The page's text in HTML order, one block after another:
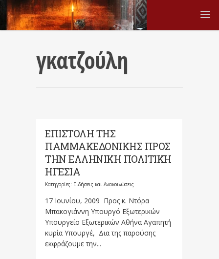
γκατζούλη
ΕΠΙΣΤΟΛΗ ΤΗΣ
ΠΑΜΜΑΚΕΔΟΝΙΚΗΣ ΠΡΟΣ
ΤΗΝ ΕΛΛΗΝΙΚΗ ΠΟΛΙΤΙΚΗ
ΗΓΕΣΙΑ
Κατηγορίες: Ειδήσεις και Ανακοινώσεις
17 Ιουνίου, 2009 Προς κ. Ντόρα
Μπακογιάννη Υπουργό Εξωτερικών
Υπουργείο Εξωτερικών Αθήνα Αγαπητή
κυρία Υπουργέ, Δια της παρούσης
εκφράζουμε την...